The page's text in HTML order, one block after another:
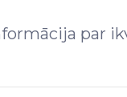
par